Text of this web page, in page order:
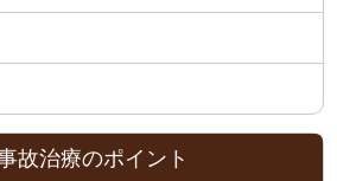
故治療のポイント